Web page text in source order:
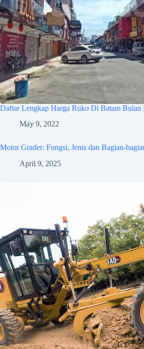
Daftar Lengkap Harga Ruko Di Batam Bulan
May 9, 2022
Motor Grader: Fungsi, Jenis dan Bagian-
April 9, 2025